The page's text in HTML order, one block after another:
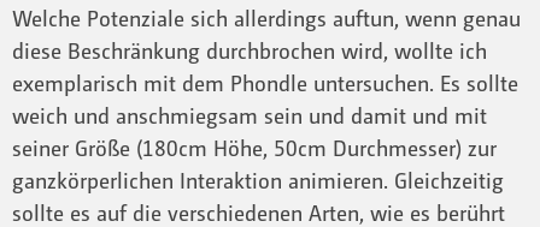
Welche Potenziale sich allerdings auftun, wenn genau
diese Beschränkung durchbrochen wird, wollte ich
exemplarisch mit dem Phondle untersuchen. Es sollte
weich und anschmiegsam sein und damit und mit
seiner Größe (180cm Höhe, 50cm Durchmesser) zur
ganzkörperlichen Interaktion animieren. Gleichzeitig
sollte es auf die verschiedenen Arten, wie es berührt